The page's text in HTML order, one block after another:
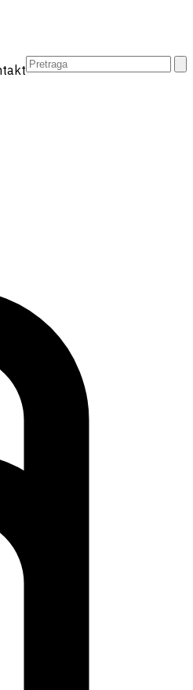
Pretraga: